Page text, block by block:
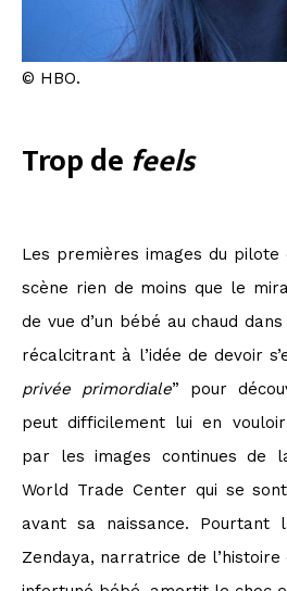
© HBO.
Trop defeels
Les premières images du pilote
scène rien de moins que le
de vue d’un bébé au chaud
récalcitrant à l’idée de devoir
privée primordiale” pour
peut difficilement lui en vouloir
par les images continues de
World Trade Center qui se
avant sa naissance. Pourtant
Zendaya, narratrice de